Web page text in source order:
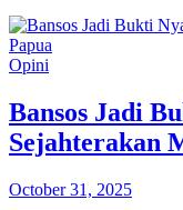
Opini
Bansos Jadi
Sejahterakan
October 31, 2025